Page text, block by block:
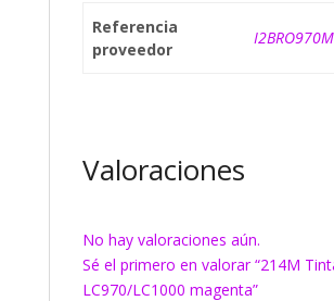
Referencia
proveedor
I2BRO970M
Valoraciones
No hay valoraciones aún.
Sé el primero en valorar “214M
LC970/LC1000 magenta”